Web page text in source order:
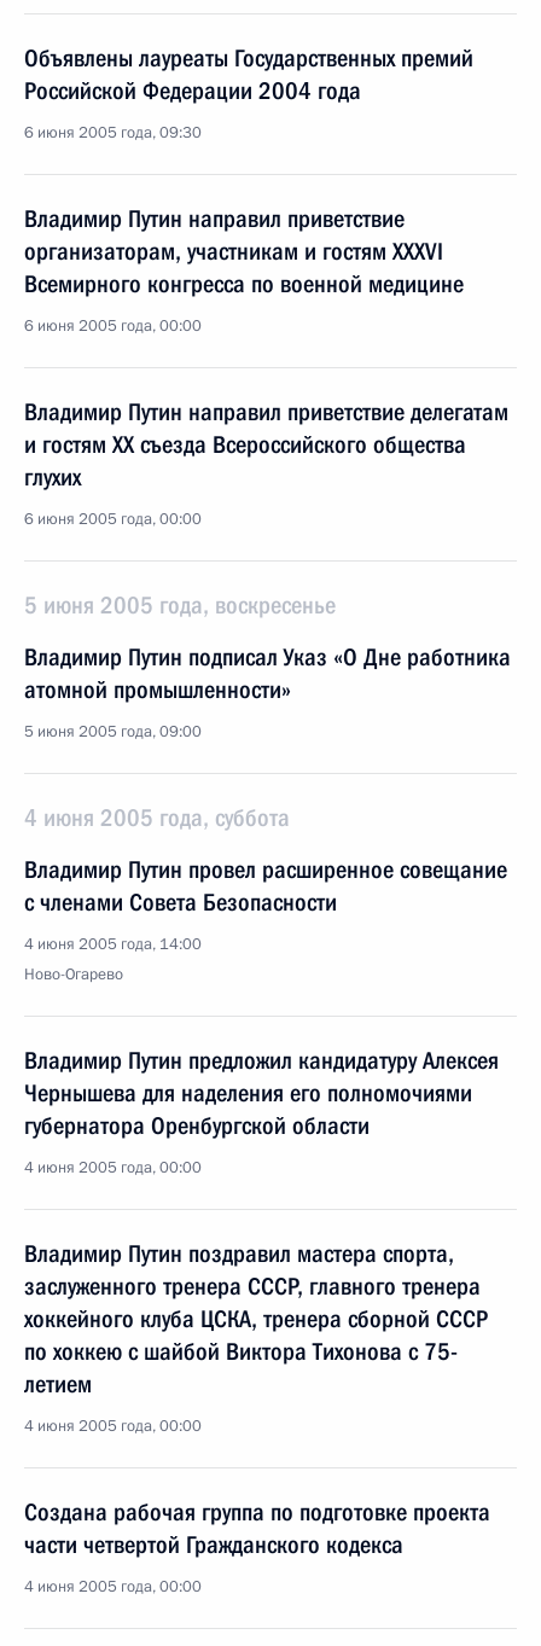
Объявлены лауреаты Государственных премий
Российской Федерации 2004 года
6 июня 2005 года, 09:30
Владимир Путин направил приветствие
организаторам, участникам и гостям XXXVI
Всемирного конгресса по военной медицине
6 июня 2005 года, 00:00
Владимир Путин направил приветствие делегатам
и гостям XX съезда Всероссийского общества
глухих
6 июня 2005 года, 00:00
5 июня 2005 года, воскресенье
Владимир Путин подписал Указ «О Дне работника
атомной промышленности»
5 июня 2005 года, 09:00
4 июня 2005 года, суббота
Владимир Путин провел расширенное совещание
с членами Совета Безопасности
4 июня 2005 года, 14:00
Ново-Огарево
Владимир Путин предложил кандидатуру Алексея
Чернышева для наделения его полномочиями
губернатора Оренбургской области
4 июня 2005 года, 00:00
Владимир Путин поздравил мастера спорта,
заслуженного тренера СССР, главного тренера
хоккейного клуба ЦСКА, тренера сборной СССР
по хоккею с шайбой Виктора Тихонова с 75-
летием
4 июня 2005 года, 00:00
Создана рабочая группа по подготовке проекта
части четвертой Гражданского кодекса
4 июня 2005 года, 00:00